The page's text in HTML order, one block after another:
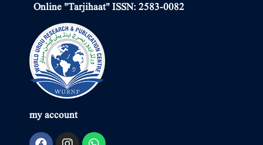
Online "Tarjihaat" ISSN: 2583-0082
my account